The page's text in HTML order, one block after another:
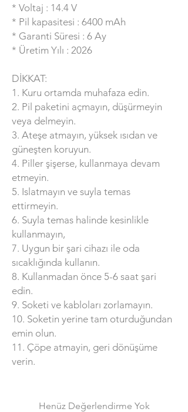
* Voltaj : 14.4 V
* Pil kapasitesi : 6400 mAh
* Garanti Süresi : 6 Ay
* Üretim Yılı : 2026
DİKKAT:
1. Kuru ortamda muhafaza edin.
2. Pil paketini açmayın, düşürmeyin
veya delmeyin.
3. Ateşe atmayın, yüksek ısıdan ve
güneşten koruyun.
4. Piller şişerse, kullanmaya devam
etmeyin.
5. Islatmayın ve suyla temas
ettirmeyin.
6. Suyla temas halinde kesinlikle
kullanmayın,
7. Uygun bir şari cihazı ile oda
sıcaklığında kullanın.
8. Kullanmadan önce 5-6 saat şari
edin.
9. Soketi ve kabloları zorlamayın.
10. Soketin yerine tam oturduğundan
emin olun.
11. Çöpe atmayin, geri dönüşüme
verin.
Henüz Değerlendirme Yok